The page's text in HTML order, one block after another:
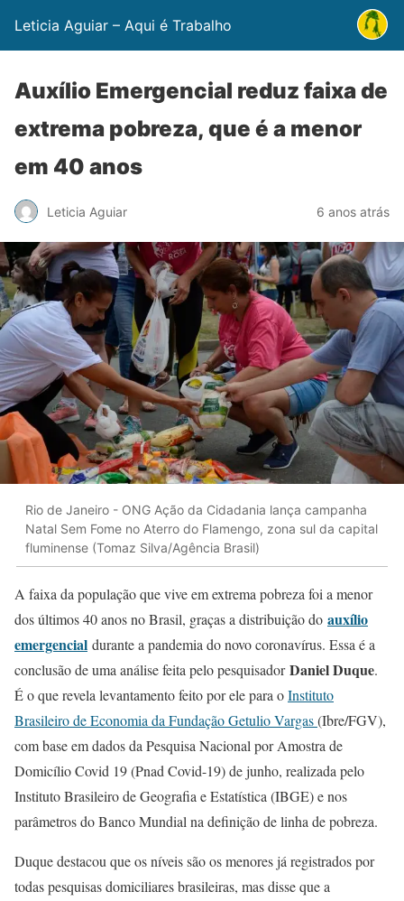
Leticia Aguiar – Aqui é Trabalho
Auxílio Emergencial reduz faixa de
extrema pobreza, que é a menor
em 40 anos
Leticia Aguiar 6 anos atrás
Rio de Janeiro - ONG Ação da Cidadania lança campanha
Natal Sem Fome no Aterro do Flamengo, zona sul da capital
fluminense (Tomaz Silva/Agência Brasil)
A faixa da população que vive em extrema pobreza foi a menor
dos últimos 40 anos no Brasil, graças a distribuição do auxílio
emergencial durante a pandemia do novo coronavírus. Essa é a
conclusão de uma análise feita pelo pesquisadorDaniel Duque.
É o que revela levantamento feito por ele para oInstituto
Brasileiro de Economia da Fundação Getulio Vargas(Ibre/FGV),
com base em dados da Pesquisa Nacional por Amostra de
Domicílio Covid 19 (Pnad Covid-19) de junho, realizada pelo
Instituto Brasileiro de Geografia e Estatística (IBGE) e nos
parâmetros do Banco Mundial na definição de linha de pobreza.
Duque destacou que os níveis são os menores já registrados por
todas pesquisas domiciliares brasileiras, mas disse que a